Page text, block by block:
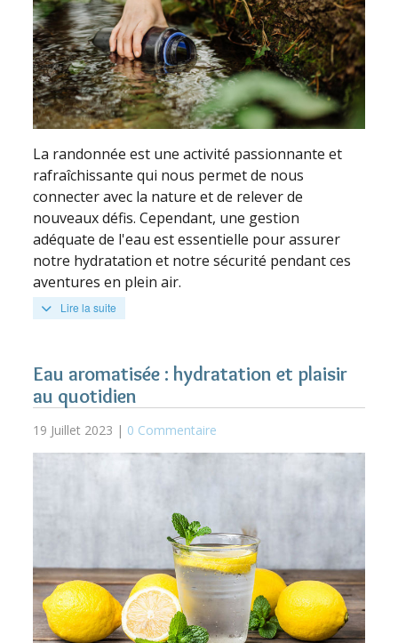
La randonnée est une activité passionnante et
rafraîchissante qui nous permet de nous
connecter avec la nature et de relever de
nouveaux défis. Cependant, une gestion
adéquate de l'eau est essentielle pour assurer
notre hydratation et notre sécurité pendant ces
aventures en plein air.
Lire la suite
Eau aromatisée : hydratation et plaisir
au quotidien
19 Juillet 2023 | 0 Commentaire